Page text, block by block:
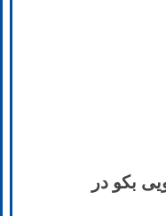
بکو در